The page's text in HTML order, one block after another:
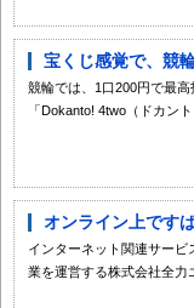
宝くじ感覚で、競
競輪では、1口200円で最
「Dokanto! 4two（ドカン
オンライン上です
インターネット関連サー
業を運営する株式会社全